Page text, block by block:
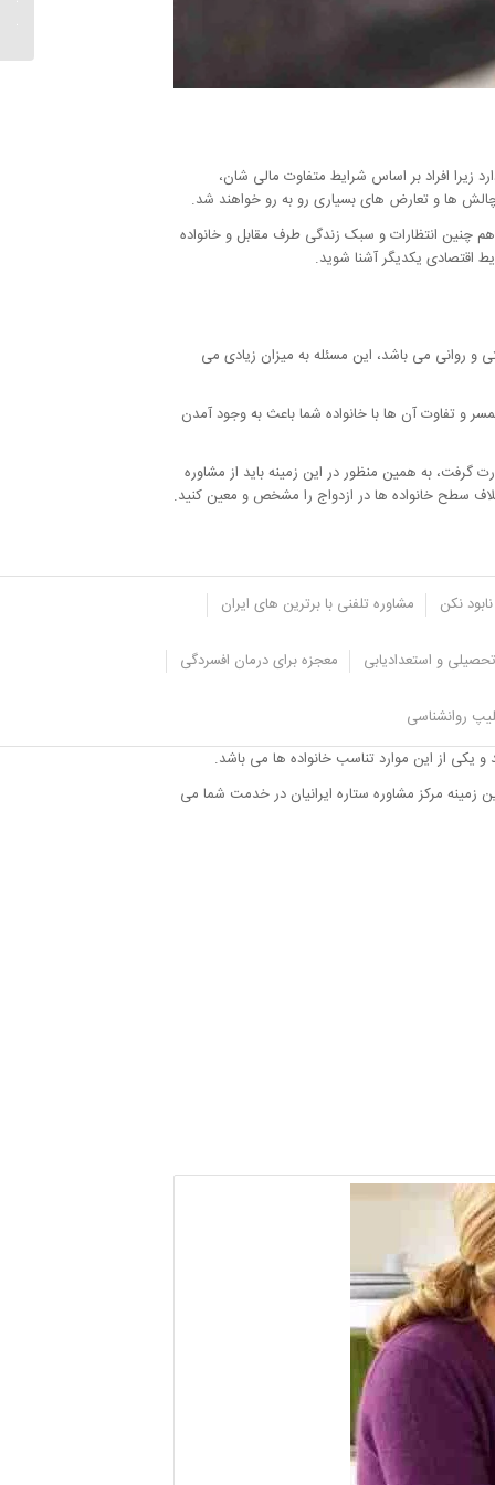
زیرا افراد بر اساس شرایط متفاوت مالی شان،
چالش ها و تعارض های بسیاری رو به رو خواهند شد.
چنین انتظارات و سبک زندگی طرف مقابل و خانواده
اقتصادی یکدیگر آشنا شوید.
و روانی می باشد، این مسئله به میزان زیادی می
و تفاوت آن ها با خانواده شما باعث به وجود آمدن
به همین منظور در این زمینه باید از مشاوره
سطح خانواده ها در ازدواج را مشخص و معین کنید.
نکن مشاوره تلفنی با برترین های ایران
و استعدادیابی معجزه برای درمان افسردگی
روانشناسی
و یا به وجود آمدن اختلافات بیشمار در زندگی
یکی از این موارد تناسب خانواده ها می باشد.
زمینه مرکز مشاوره ستاره ایرانیان در خدمت شما می
ها